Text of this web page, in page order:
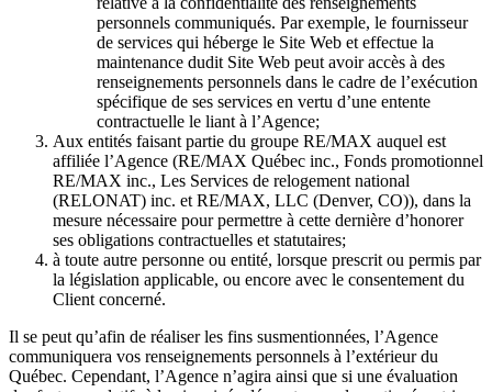
personnels communiqués. Par exemple, le fournisseur
de services qui héberge le Site Web et effectue la
maintenance dudit Site Web peut avoir accès à des
renseignements personnels dans le cadre de l’exécution
spécifique de ses services en vertu d’une entente
contractuelle le liant à l’Agence;
Aux entités faisant partie du groupe RE/MAX auquel est
affiliée l’Agence (RE/MAX Québec inc., Fonds promotionnel
RE/MAX inc., Les Services de relogement national
(RELONAT) inc. et RE/MAX, LLC (Denver, CO)), dans la
mesure nécessaire pour permettre à cette dernière d’honorer
ses obligations contractuelles et statutaires;
à toute autre personne ou entité, lorsque prescrit ou permis par
la législation applicable, ou encore avec le consentement du
Client concerné.
Il se peut qu’afin de réaliser les fins susmentionnées, l’Agence
communiquera vos renseignements personnels à l’extérieur du
Québec. Cependant, l’Agence n’agira ainsi que si une évaluation